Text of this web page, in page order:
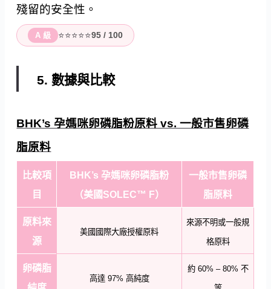
殘留的安全性。
A 級 ⭐⭐⭐⭐⭐95 / 100
5. 數據與比較
BHK’s 孕媽咪卵磷脂粉原料 vs. 一般市售卵磷
脂原料
比較項
目
BHK’s 孕媽咪卵磷脂粉
（美國SOLEC™ F）
一般市售卵磷
脂原料
原料來
源
美國國際大廠授權原料
來源不明或一般規
格原料
卵磷脂
高達 97% 高純度
約 60% – 80% 不